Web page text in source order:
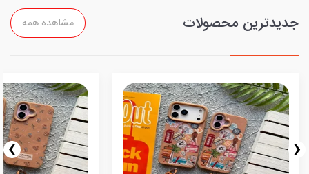
جدیدترین محصولات مشاهده همه
‹
›